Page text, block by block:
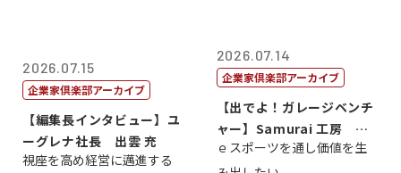
2026.07.15
企業家倶楽部アーカイブ
【編集長インタビュー】ユ
ーグレナ社長 出雲 充
視座を高め経営に邁進する
2026.07.14
企業家倶楽部アーカイブ
【出でよ！ガレージベンチ
ャー】Samurai 工房 代
表取締...
ｅスポーツを通し価値を生